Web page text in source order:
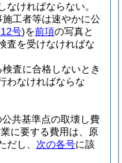
ければならない。
工者等は速やかに公
号)を前項の写真と
査を受けなければな
査に合格しないとき
わなければならな
共基準点の取壊し費
に要する費用は、原
だし、 次の各号に該